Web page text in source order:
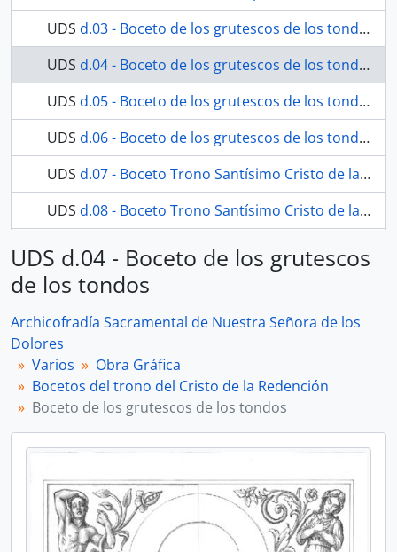
UDS d.03 - Boceto de los grutescos de los tondos
UDS d.04 - Boceto de los grutescos de los tondos
UDS d.05 - Boceto de los grutescos de los tondos
UDS d.06 - Boceto de los grutescos de los tondos
UDS d.07 - Boceto Trono Santísimo Cristo de la Redención. Vista lateral.
UDS d.08 - Boceto Trono Santísimo Cristo de la Redención. Vista frontal.
8 más...
UDS d.04 - Boceto de los grutescos
de los tondos
Archicofradía Sacramental de Nuestra Señora de los
Dolores
Varios
Obra Gráfica
Bocetos del trono del Cristo de la Redención
Boceto de los grutescos de los tondos